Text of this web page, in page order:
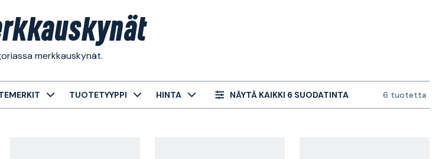
merkkauskynät.
TUOTETYYPPI HINTA NÄYTÄ KAIKKI 6 SUODATINTA 6 tuotetta